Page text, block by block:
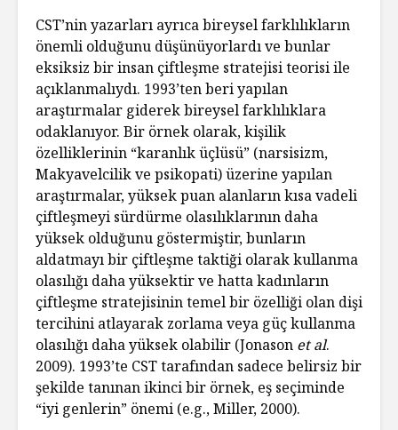
CST’nin yazarları ayrıca bireysel farklılıkların
önemli olduğunu düşünüyorlardı ve bunlar
eksiksiz bir insan çiftleşme stratejisi teorisi ile
açıklanmalıydı. 1993’ten beri yapılan
araştırmalar giderek bireysel farklılıklara
odaklanıyor. Bir örnek olarak, kişilik
özelliklerinin “karanlık üçlüsü” (narsisizm,
Makyavelcilik ve psikopati) üzerine yapılan
araştırmalar, yüksek puan alanların kısa vadeli
çiftleşmeyi sürdürme olasılıklarının daha
yüksek olduğunu göstermiştir, bunların
aldatmayı bir çiftleşme taktiği olarak kullanma
olasılığı daha yüksektir ve hatta kadınların
çiftleşme stratejisinin temel bir özelliği olan dişi
tercihini atlayarak zorlama veya güç kullanma
olasılığı daha yüksek olabilir (Jonason et al.
2009). 1993’te CST tarafından sadece belirsiz bir
şekilde tanınan ikinci bir örnek, eş seçiminde
“iyi genlerin” önemi (e.g., Miller, 2000).